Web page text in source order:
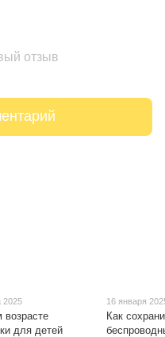
отзыв
2025
возрасте
для детей
16 января
Как